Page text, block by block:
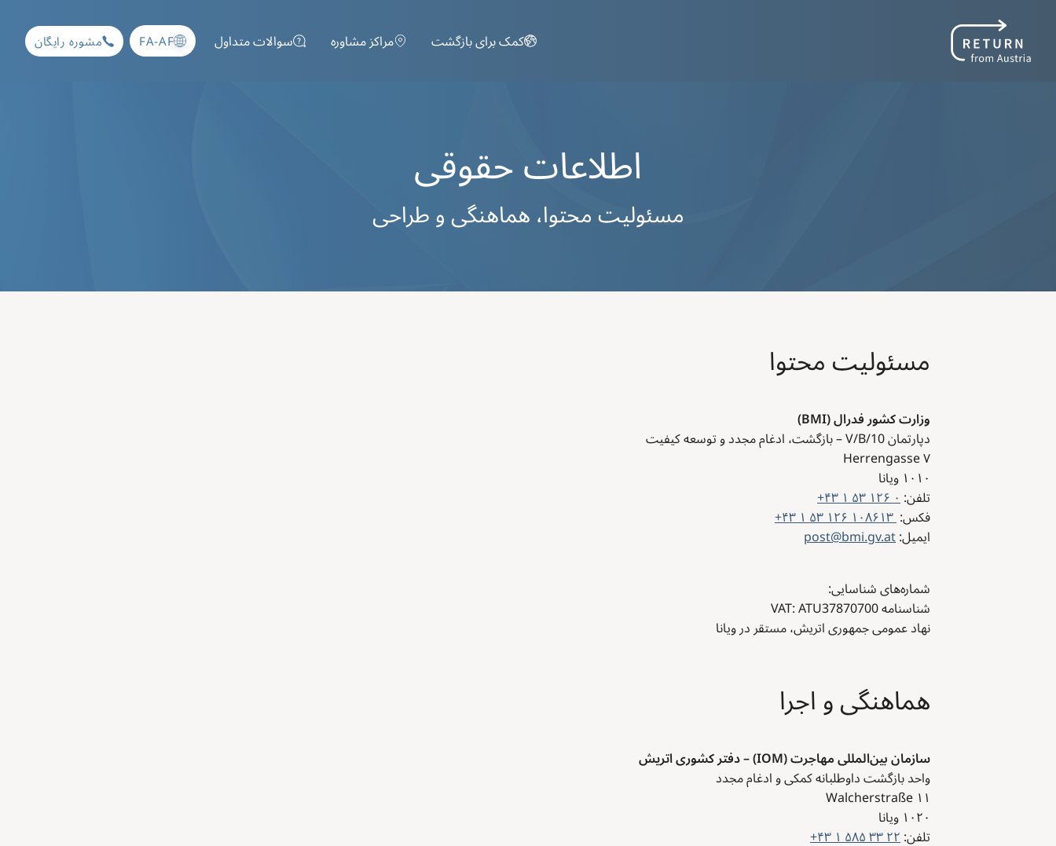
کمک برای بازگشت
مراکز مشاوره سوالات متداول FA-AF مشوره رایگان
اطلاعات حقوقی
مسئولیت محتوا، هماهنگی و طراحی
مسئولیت محتوا
وزارت کشور فدرال (BMI)
دپارتمان V/B/10 – بازگشت، ادغام مجدد و توسعه کیفیت
Herrengasse ۷
۱۰۱۰ ویانا
تلفن: +۴۳ ۱ ۵۳ ۱۲۶ ۰
فکس: +۴۳ ۱ ۵۳ ۱۲۶ ۱۰۸۶۱۳
ایمیل: post@bmi.gv.at
شماره‌های شناسایی:
شناسنامه VAT: ATU37870700
نهاد عمومی جمهوری اتریش، مستقر در ویانا
هماهنگی و اجرا
سازمان بین‌المللی مهاجرت (IOM) – دفتر کشوری اتریش
واحد بازگشت داوطلبانه کمکی و ادغام مجدد
Walcherstraße ۱۱
۱۰۲۰ ویانا
تلفن: +۴۳ ۱ ۵۸۵ ۳۳ ۲۲